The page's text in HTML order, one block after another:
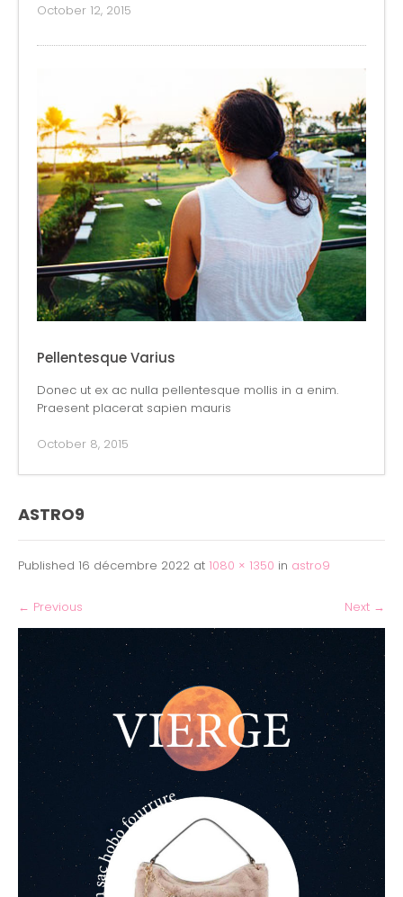
October 12, 2015
Pellentesque Varius
Donec ut ex ac nulla pellentesque mollis in a enim.
Praesent placerat sapien mauris
October 8, 2015
ASTRO9
Published 16 décembre 2022 at 1080 × 1350 in astro9
← Previous Next →